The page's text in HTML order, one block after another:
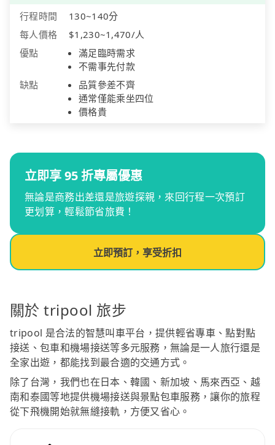
行程時間
130~140分
每人價格
$1,230~1,470/人
優點
滿足臨時需求
不需事先付款
缺點
品質參差不齊
通常僅能乘坐四位
價格貴
立即享 95 折專屬優惠
無論是商務出差還是旅遊探親，來回行程一次預訂
更划算，輕鬆節省旅費！
立即預訂，享受折扣
關於 tripool 旅步
tripool 是合法的智慧叫車平台，提供輕省專車、點對點
接送、包車和機場接送等多元服務，無論是一人旅行還是
全家出遊，都能找到最合適的交通方式。
除了台灣，我們也在日本、韓國、新加坡、馬來西亞、越
南和泰國等地提供機場接送與景點包車服務，讓你的旅程
從下飛機開始就無縫接軌，方便又省心。